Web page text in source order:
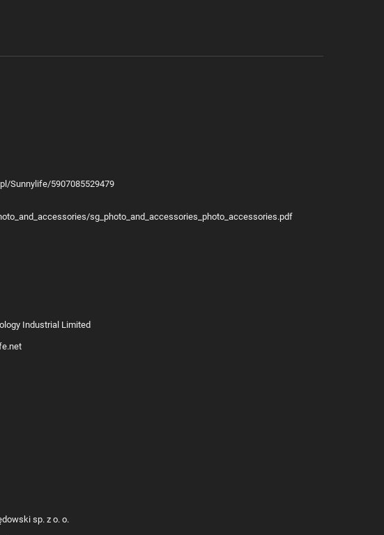
Sunnylife/5907085529479
sg_photo_and_accessories_photo_accessories.pdf
Industrial Limited
sp. z o. o.